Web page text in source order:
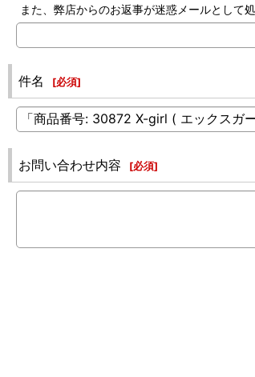
また、弊店からのお返事が迷惑メールとして
件名 [必須]
お問い合わせ内容 [必須]